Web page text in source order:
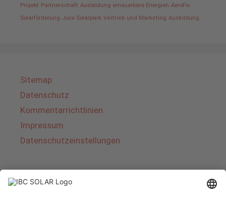
Projekt Partnerschaft Ausbildung erneuerbare Energien AeroFix
Solarförderung Jura Solarpark Vertrieb und Marketing Ausbildung
Sitemap
Datenschutz
Kommentarrichtlinien
Impressum
Datenschutzeinstellungen
Über IBC SOLAR